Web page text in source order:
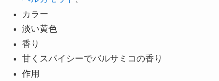
カラー
淡い黄色
香り
甘くスパイシーでバルサミコの香り
作用